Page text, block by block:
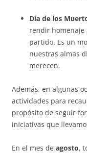
Día de los
rendir homenaje
partido. Es un
nuestras almas
merecen.
Además, en algunas
actividades para
propósito de seguir
iniciativas que
En el mes de agosto,